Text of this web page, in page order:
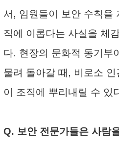
서, 임원들이 보안 수칙을
직에 이롭다는 사실을 체
다. 현장의 문화적 동기부
물려 돌아갈 때, 비로소
이 조직에 뿌리내릴 수 있
Q. 보안 전문가들은 사람